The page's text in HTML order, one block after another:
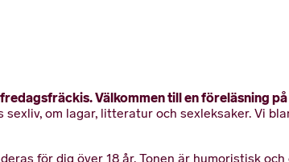
Välkommen till en föreläsning
om lagar, litteratur och sexleksaker. Vi